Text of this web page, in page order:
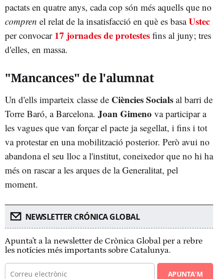
pactats en quatre anys, cada cop són més aquells que no
compren el relat de la insatisfacció en què es basaUstec
per convocar 17 jornades de protestes fins al juny; tres
d'elles, en massa.
"Mancances" de l'alumnat
Un d'ells imparteix classe de Ciències Socials al barri de
Torre Baró, a Barcelona. Joan Gimeno va participar a
les vagues que van forçar el pacte ja segellat, i fins i tot
va protestar en una mobilització posterior. Però avui no
abandona el seu lloc a l'institut, coneixedor que no hi ha
més on rascar a les arques de la Generalitat, pel
moment.
NEWSLETTER CRÓNICA GLOBAL
Apunta't a la newsletter de Crònica Global per a rebre
les notícies més importants sobre Catalunya.
APUNTA'M